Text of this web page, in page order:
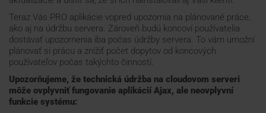
KONTAKTY
Teraz Vás PRO aplikácie vopred upozornia na plánované práce,
ako aj na údržbu servera. Zároveň budú koncoví používatelia
dostávať upozornenia iba počas údržby servera. To vám umožní
plánovať si prácu a znížiť počet dopytov od koncových
používateľov počas takýchto činností.
Upozorňujeme, že technická údržba na cloudovom serveri
môže ovplyvniť fungovanie aplikácií Ajax, ale neovplyvní
funkcie systému: